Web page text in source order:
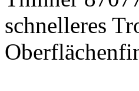
schnelleres